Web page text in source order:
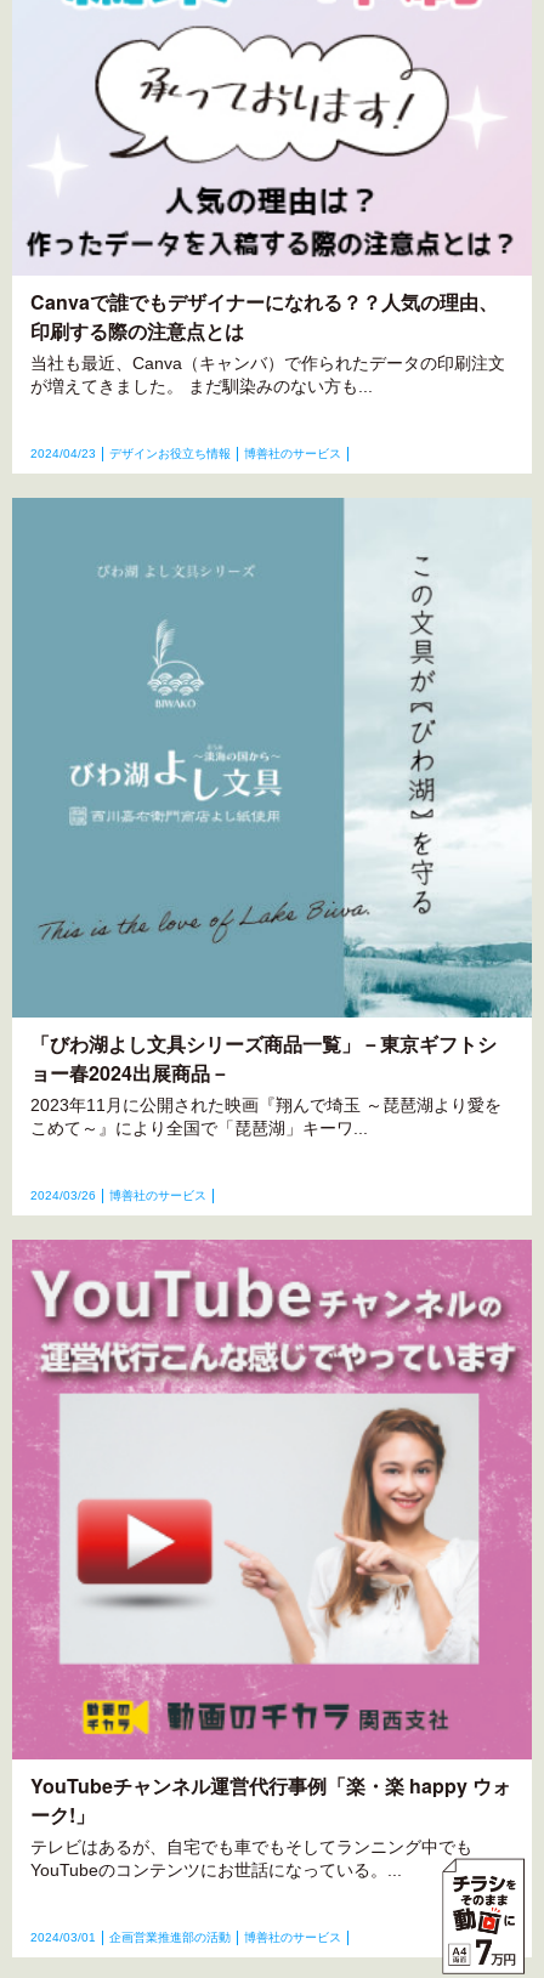
Canvaで誰でもデザイナーになれる？？人気の理由、
印刷する際の注意点とは
当社も最近、Canva（キャンバ）で作られたデータの印刷注文
が増えてきました。 まだ馴染みのない方も...
2024/04/23 デザインお役立ち情報 博善社のサービス
「びわ湖よし文具シリーズ商品一覧」－東京ギフトシ
ョー春2024出展商品－
2023年11月に公開された映画『翔んで埼玉 ～琵琶湖より愛を
こめて～』により全国で「琵琶湖」キーワ...
2024/03/26 博善社のサービス
YouTubeチャンネル運営代行事例「楽・楽 happy ウォ
ーク!」
テレビはあるが、自宅でも車でもそしてランニング中でも
YouTubeのコンテンツにお世話になっている。...
2024/03/01 企画営業推進部の活動 博善社のサービス